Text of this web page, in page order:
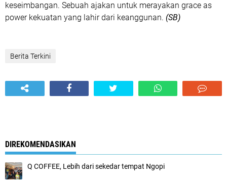
keseimbangan. Sebuah ajakan untuk merayakan grace as
power kekuatan yang lahir dari keanggunan. (SB)
Berita Terkini
DIREKOMENDASIKAN
Q COFFEE, Lebih dari sekedar tempat Ngopi